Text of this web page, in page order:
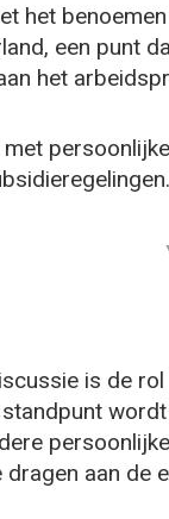
het
een punt
het
is de
aan de